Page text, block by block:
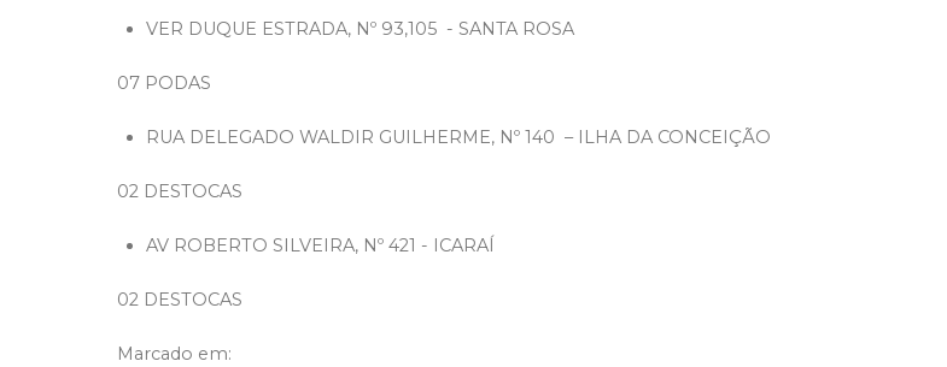
VER DUQUE ESTRADA, Nº 93,105 - SANTA ROSA
07 PODAS
RUA DELEGADO WALDIR GUILHERME, Nº 140 – ILHA DA CONCEIÇÃO
02 DESTOCAS
AV ROBERTO SILVEIRA, Nº 421 - ICARAÍ
02 DESTOCAS
Marcado em: